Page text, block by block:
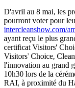
D'avril au 8 mai, les
pourront voter pour
intercleanshow.com/
ayant reçu le plus
certificat Visitors'
Visitors' Choice,
l'innovation au grand
10h30 lors de la
RAI, à proximité du